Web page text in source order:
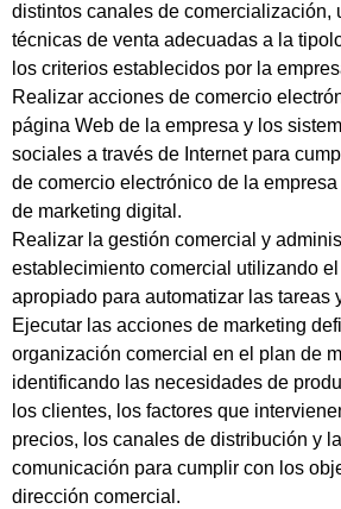
distintos canales de comercialización,
técnicas de venta adecuadas a la
los criterios establecidos por la
Realizar acciones de comercio
página Web de la empresa y los
sociales a través de Internet para
de comercio electrónico de la
de marketing digital.
Realizar la gestión comercial y
establecimiento comercial utilizando
apropiado para automatizar las tareas
Ejecutar las acciones de marketing
organización comercial en el plan de
identificando las necesidades de
los clientes, los factores que
precios, los canales de distribución y
comunicación para cumplir con los
dirección comercial.